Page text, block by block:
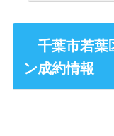
千葉市若葉
ン成約情報